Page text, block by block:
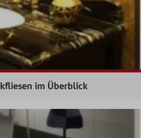
im Überblick